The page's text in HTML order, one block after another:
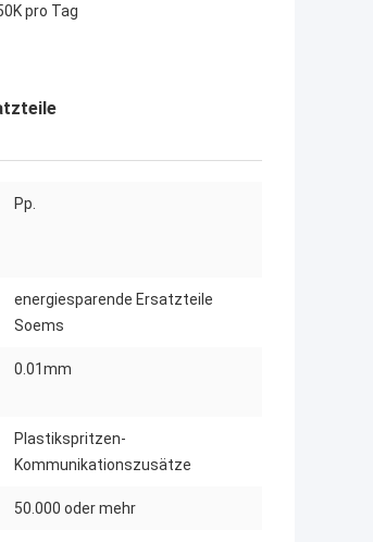
pro Tag
Pp.
energiesparende Ersatzteile
Soems
0.01mm
Plastikspritzen-
Kommunikationszusätze
50.000 oder mehr